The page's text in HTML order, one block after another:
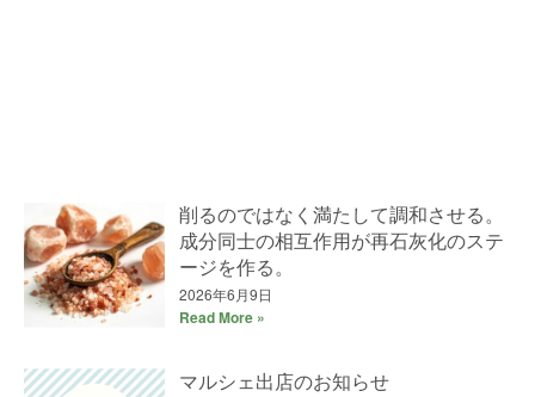
削るのではなく満たして調和させる。
成分同士の相互作用が再石灰化のステ
ージを作る。
2026年6月9日
Read More »
マルシェ出店のお知らせ